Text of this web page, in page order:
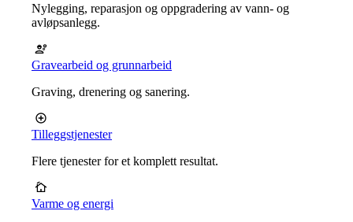
Nylegging, reparasjon og oppgradering av vann- og
avløpsanlegg.
Gravearbeid og grunnarbeid
Graving, drenering og sanering.
Tilleggstjenester
Flere tjenester for et komplett resultat.
Varme og energi